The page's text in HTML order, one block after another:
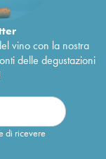
vino con la nostra
delle degustazioni
di ricevere